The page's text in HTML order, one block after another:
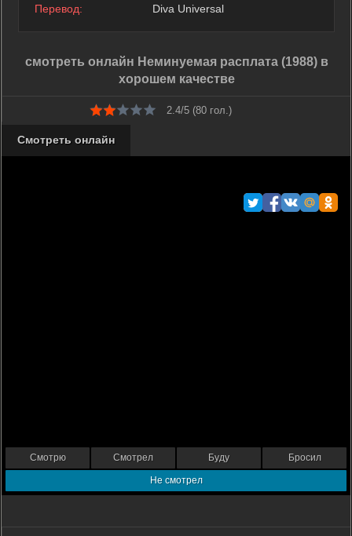
Перевод: Diva Universal
смотреть онлайн Неминуемая расплата (1988) в
хорошем качестве
2.4/5 (80 гол.)
Смотреть онлайн
Смотрю Смотрел Буду Бросил
Не смотрел